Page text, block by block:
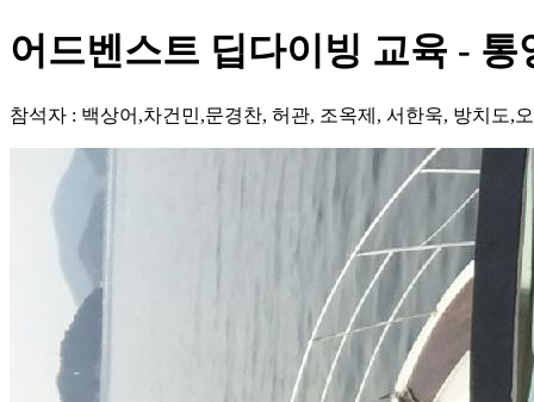
어드벤스트 딥다이빙 교육 - 통
참석자 : 백상어,차건민,문경찬, 허관, 조옥제, 서한욱, 방치도,